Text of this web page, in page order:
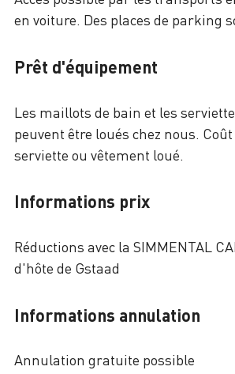
en voiture. Des places de parking
Prêt d'équipement
Les maillots de bain et les
peuvent être loués chez nous.
serviette ou vêtement loué.
Informations prix
Réductions avec la SIMMENTAL
d'hôte de Gstaad
Informations annulation
Annulation gratuite possible